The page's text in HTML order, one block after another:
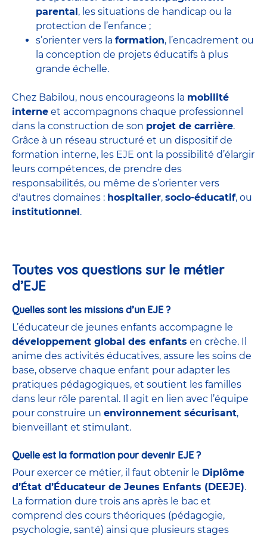
parental, les situations de handicap ou la
protection de l’enfance ;
s’orienter vers la formation, l’encadrement ou
la conception de projets éducatifs à plus
grande échelle.
Chez Babilou, nous encourageons la mobilité
interne et accompagnons chaque professionnel
dans la construction de son projet de carrière.
Grâce à un réseau structuré et un dispositif de
formation interne, les EJE ont la possibilité d’élargir
leurs compétences, de prendre des
responsabilités, ou même de s’orienter vers
d'autres domaines : hospitalier, socio-éducatif, ou
institutionnel.
Toutes vos questions sur le métier
d’EJE
Quelles sont les missions d’un EJE ?
L’éducateur de jeunes enfants accompagne le
développement global des enfants en crèche. Il
anime des activités éducatives, assure les soins de
base, observe chaque enfant pour adapter les
pratiques pédagogiques, et soutient les familles
dans leur rôle parental. Il agit en lien avec l’équipe
pour construire un environnement sécurisant,
bienveillant et stimulant.
Quelle est la formation pour devenir EJE ?
Pour exercer ce métier, il faut obtenir le Diplôme
d’État d’Éducateur de Jeunes Enfants (DEEJE).
La formation dure trois ans après le bac et
comprend des cours théoriques (pédagogie,
psychologie, santé) ainsi que plusieurs stages